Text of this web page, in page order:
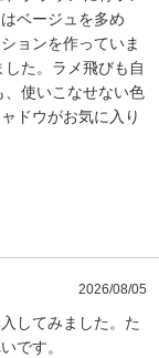
ベージュを多め
ョンを作っていま
た。ラメ飛びも自
使いこなせない色
ドウがお気に入り
2026/08/05
してみました。た
です。